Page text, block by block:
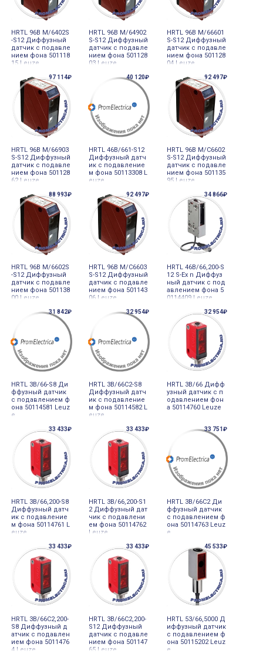
HRTL 96B M/6402S
-S12 Диффузный
датчик с подавле
нием фона 501118
15 Leuze
HRTL 96B M/64902
S-S12 Диффузный
датчик с подавле
нием фона 501128
03 Leuze
HRTL 96B M/66601
S-S12 Диффузный
датчик с подавле
нием фона 501128
04 Leuze
97 114₽
HRTL 96B M/66903
S-S12 Диффузный
датчик с подавле
нием фона 501128
62 Leuze
40 120₽
HRTL 46B/661-S12
Диффузный датч
ик с подавление
м фона 50113308 L
euze
92 497₽
HRTL 96B M/C6602
S-S12 Диффузный
датчик с подавле
нием фона 501135
95 Leuze
88 993₽
HRTL 96B M/6602S
-S12 Диффузный
датчик с подавле
нием фона 501138
00 Leuze
92 497₽
HRTL 96B M/C6603
S-S12 Диффузный
датчик с подавле
нием фона 501143
06 Leuze
34 866₽
HRTL 46B/66,200-S
12 S-Ex n Диффуз
ный датчик с под
авлением фона 5
0114409 Leuze
31 842₽
HRTL 3B/66-S8 Ди
ффузный датчик
с подавлением ф
она 50114581 Leuz
e
32 954₽
HRTL 3B/66C2-S8
Диффузный датч
ик с подавление
м фона 50114582 L
euze
32 954₽
HRTL 3B/66 Дифф
узный датчик с п
одавлением фон
а 50114760 Leuze
33 433₽
HRTL 3B/66,200-S8
Диффузный датч
ик с подавление
м фона 50114761 L
euze
33 433₽
HRTL 3B/66,200-S1
2 Диффузный дат
чик с подавлени
ем фона 50114762
Leuze
33 751₽
HRTL 3B/66C2 Ди
ффузный датчик
с подавлением ф
она 50114763 Leuz
e
33 433₽
HRTL 3B/66C2,200-
S8 Диффузный д
атчик с подавлен
ием фона 5011476
4 Leuze
33 433₽
HRTL 3B/66C2,200-
S12 Диффузный
датчик с подавле
нием фона 501147
65 Leuze
45 533₽
HRTL 53/66,5000 Д
иффузный датчик
с подавлением ф
она 50115202 Leuz
e